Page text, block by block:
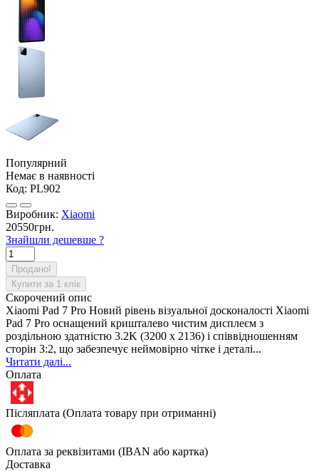
Популярний
Немає в наявності
Код: PL902
Виробник: Xiaomi
20550грн.
Знайшли дешевше ?
Продано!
Купити за 1 клiк
Скорочений опис
Xiaomi Pad 7 Pro Новий рівень візуальної досконалості Xiaomi
Pad 7 Pro оснащений кришталево чистим дисплеєм з
роздільною здатністю 3.2K (3200 x 2136) і співвідношенням
сторін 3:2, що забезпечує неймовірно чітке і деталі...
Читати далі...
Оплата
Післяплата (Оплата товару при отриманні)
Оплата за реквізитами (IBAN або картка)
Доставка